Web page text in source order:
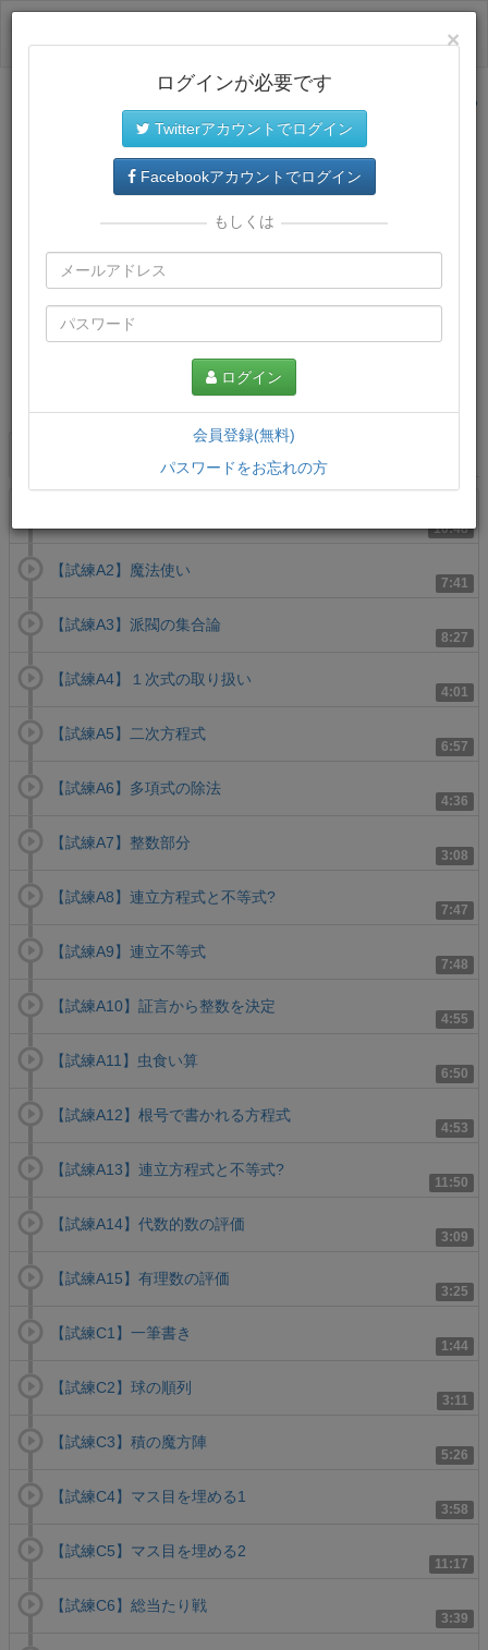
サイトトップに戻る
10:48
7:41
【試練A2】魔法使い
8:27
【試練A3】派閥の集合論
4:01
【試練A4】１次式の取り扱い
6:57
【試練A5】二次方程式
4:36
【試練A6】多項式の除法
3:08
【試練A7】整数部分
7:47
【試練A8】連立方程式と不等式?
7:48
【試練A9】連立不等式
4:55
【試練A10】証言から整数を決定
6:50
【試練A11】虫食い算
4:53
【試練A12】根号で書かれる方程式
11:50
【試練A13】連立方程式と不等式?
3:09
【試練A14】代数的数の評価
3:25
【試練A15】有理数の評価
1:44
【試練C1】一筆書き
3:11
【試練C2】球の順列
5:26
【試練C3】積の魔方陣
3:58
【試練C4】マス目を埋める1
11:17
【試練C5】マス目を埋める2
3:39
【試練C6】総当たり戦
×
ログインが必要です
Twitterアカウントでログイン
Facebookアカウントでログイン
もしくは
ログイン
会員登録(無料)
パスワードをお忘れの方